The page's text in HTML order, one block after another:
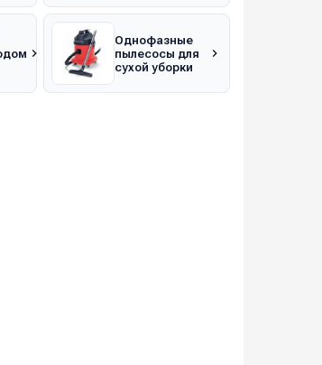
Однофазные
пылесосы для
сухой уборки